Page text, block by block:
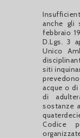
anche gli
febbraio
D.Lgs. 3
Unico
siti
acque o
di
sostanze
Codice